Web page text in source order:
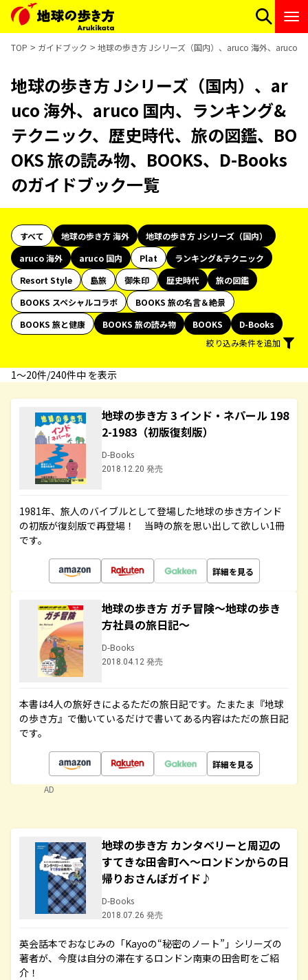
TOP ガイドブック 地球の歩き方 Jシリーズ（国内）、aruco 海外、aruco
地球の歩き方 Jシリーズ（国内）、ar
uco 海外、aruco 国内、ランキング&
テクニック、歴史時代、旅の図鑑、BO
OKS 旅の読み物、BOOKS、D-Books
のガイドブック一覧
すべて 地球の歩き方 海外
地球の歩き方 Jシリーズ（国内）
aruco 海外
aruco 国内 Plat
ランキング&テクニック
Resort Style
島旅 御朱印 歴史時代
旅の図鑑
BOOKS スペシャルコラボ
BOOKS 旅の名言＆絶景
BOOKS 旅と健康
BOOKS 旅の読み物 BOOKS
D-Books
絞り込み条件を追加
1〜20件/240件中 を表示
地球の歩き方 3 インド・ネパール 198
2-1983（初版復刻版）
D-Books
2018.12.20 発売
1981年、旅人のバイブルとして登場した地球の歩き方インド
の初版が復刻版で再登場！ 当時の旅を思い出して欲しい1冊
です。
詳細を見る
地球の歩き方 ガチ冒険～地球の歩き
方社員の旅日記～
D-Books
2018.04.12 発売
本書は4人の旅好きによるただの旅日記です。たまたま『地球
の歩き方』で働いているだけで書いてある内容はただの旅日記
です。
詳細を見る
AD
地球の歩き方 カンタベリーと周辺の
すてきな田舎町へ～ロンドンからの日
帰りおさんぽガイド♪
D-Books
2018.07.26 発売
英会話本でおなじみの「Kayoの“秘密のノート”」シリーズの
著者が、今度は自分の滞在するロンドン南東の田舎町をご紹
介！